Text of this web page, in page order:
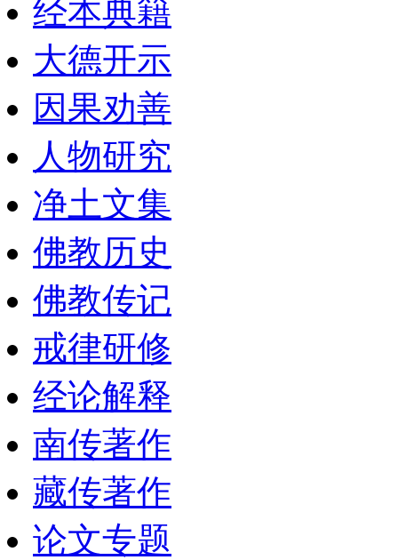
经本典籍
大德开示
因果劝善
人物研究
净土文集
佛教历史
佛教传记
戒律研修
经论解释
南传著作
藏传著作
论文专题